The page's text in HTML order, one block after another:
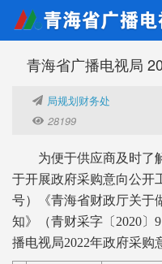
青海省广播电视局
局规划财务处
28199
为便于供应商及时了
于开展政府采购意向公开
号）《青海省财政厅关于
知》（青财采字〔2020〕
播电视局2022年政府采购